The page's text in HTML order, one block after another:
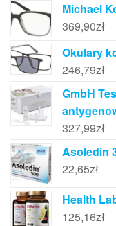
Michael
369,90zł
Okulary
246,79zł
GmbH
327,99zł
Asoledin
22,65zł
Health
125,16zł